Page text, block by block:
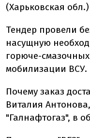
(Харьковская обл.)
Тендер провели
насущную
горюче-
мобилизации ВСУ.
Почему заказ
Виталия
"Галнафтогаз", в